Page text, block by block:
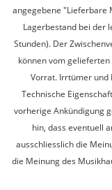
angegebene "Lieferbare
Lagerbestand bei der
Stunden). Der
können vom
Vorrat. Irrtümer und
Technische
vorherige Ankündigung
hin, dass eventuell
ausschliesslich die
die Meinung des